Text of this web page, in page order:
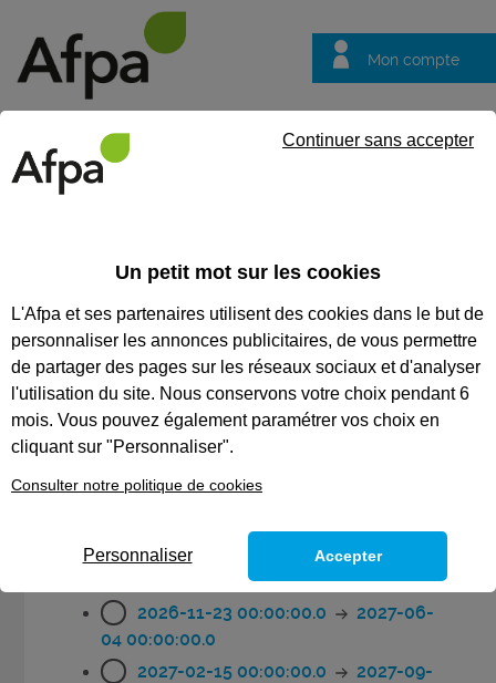
Mon compte
questions
SUIVEZ CETTE FORMATION À
DISTANCE
Effectuez une demande en remplissant le formulaire ci-
dessous.
Choisissez votre session
2026-09-28 00:00:00.0 2027-04-
2026-11-23 00:00:00.0
2027-06-
04 00:00:00.0
2027-02-15 00:00:00.0
2027-09-
Un petit mot sur les cookies
L'Afpa et ses partenaires utilisent des cookies dans le but de
personnaliser les annonces publicitaires, de vous permettre
de partager des pages sur les réseaux sociaux et d'analyser
l'utilisation du site. Nous conservons votre choix pendant 6
mois. Vous pouvez également paramétrer vos choix en
cliquant sur "Personnaliser".
Consulter notre politique de cookies
Continuer sans accepter
Personnaliser Accepter